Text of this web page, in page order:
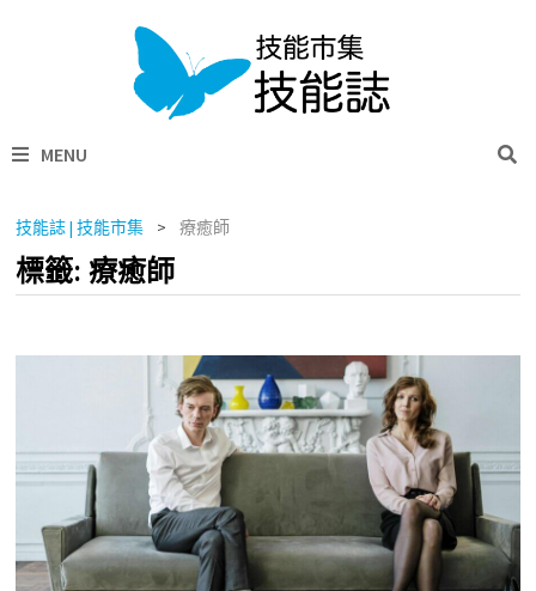
MENU
技能誌 | 技能市集 > 療癒師
標籤: 療癒師